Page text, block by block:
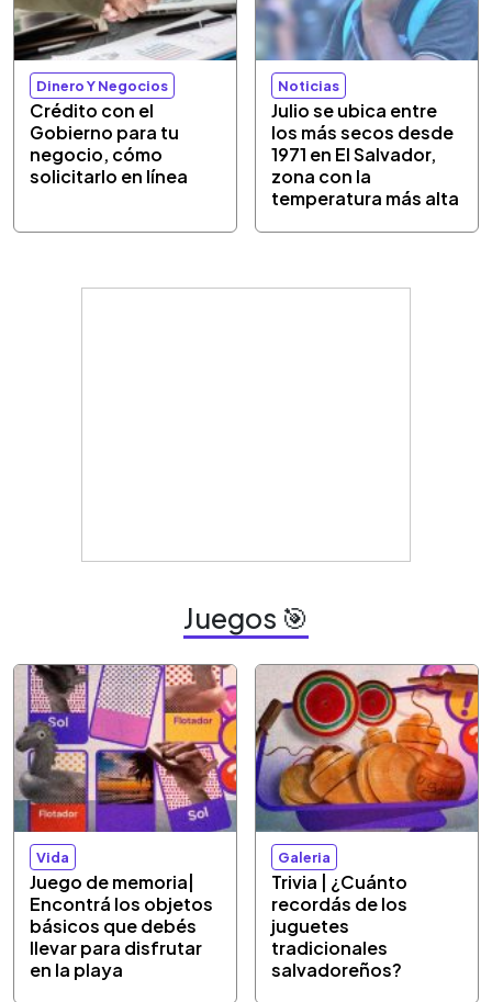
Dinero Y Negocios
Crédito con el
Gobierno para tu
negocio, cómo
solicitarlo en línea
Noticias
Julio se ubica entre
los más secos desde
1971 en El Salvador,
zona con la
temperatura más alta
Juegos 🎯
Vida
Juego de memoria|
Encontrá los objetos
básicos que debés
llevar para disfrutar
en la playa
Galeria
Trivia | ¿Cuánto
recordás de los
juguetes
tradicionales
salvadoreños?